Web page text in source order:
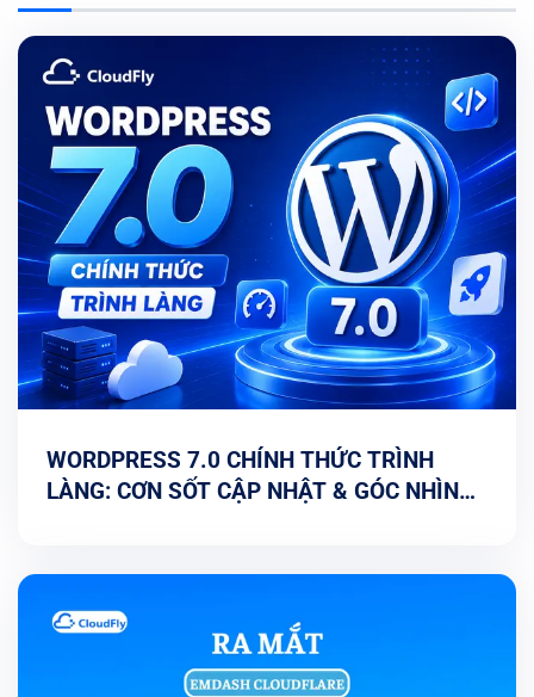
WORDPRESS 7.0 CHÍNH THỨC TRÌNH
LÀNG: CƠN SỐT CẬP NHẬT & GÓC NHÌN